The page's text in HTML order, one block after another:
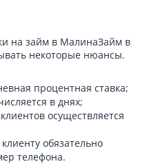
на займ в МалинаЗайм в
некоторые нюансы.
процентная ставка;
в днях;
осуществляется
обязательно
телефона.